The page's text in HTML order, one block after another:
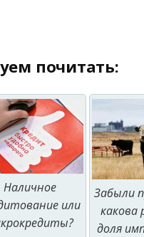
почитать:
Наличное
или
Забыли
какова
доля